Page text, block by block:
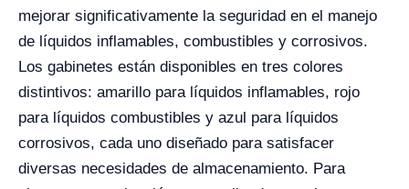
mejorar significativamente la seguridad en el manejo
de líquidos inflamables, combustibles y corrosivos.
Los gabinetes están disponibles en tres colores
distintivos: amarillo para líquidos inflamables, rojo
para líquidos combustibles y azul para líquidos
corrosivos, cada uno diseñado para satisfacer
diversas necesidades de almacenamiento. Para